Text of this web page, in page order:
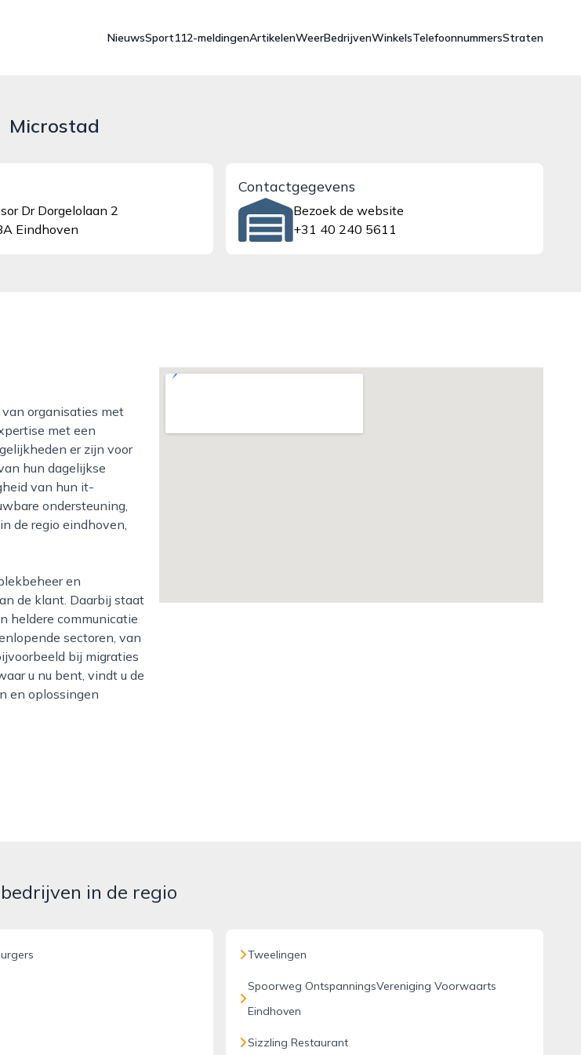
NieuwsSport112-meldingenArtikelenWeerBedrijvenWinkelsTelefoonnummersStraten
Microstad
Dr Dorgelolaan 2
Eindhoven
Contactgegevens
Bezoek de website
+31 40 240 5611
met een
er zijn voor
hun dagelijkse
van hun it-
ondersteuning,
de regio eindhoven,
de klant. Daarbij staat
heldere communicatie
sectoren, van
bij migraties
u nu bent, vindt u de
en oplossingen
in de regio
Tweelingen
Spoorweg OntspanningsVereniging Voorwaarts
Eindhoven
Sizzling Restaurant